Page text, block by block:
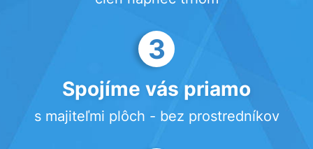
3
Spojíme vás priamo
s majiteľmi plôch - bez prostredníkov